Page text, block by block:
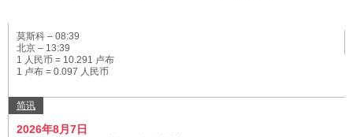
莫斯科 – 08:39
北京 – 13:39
1 人民币 = 10.291 卢布
1 卢布 = 0.097 人民币
简讯
2026年8月7日